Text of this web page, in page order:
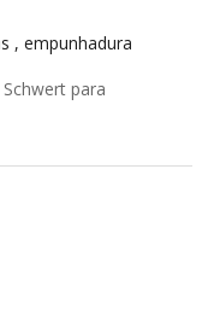
, empunhadura
para